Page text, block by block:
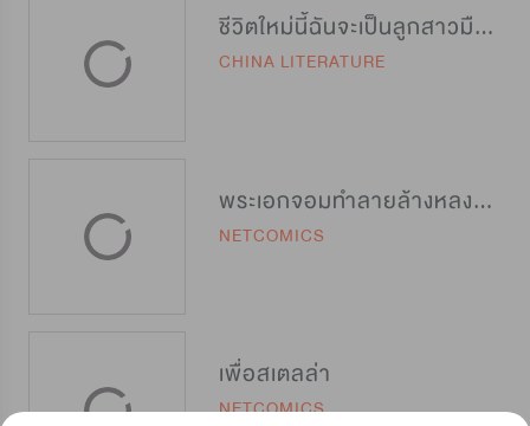
ชีวิตใหม่นี้ฉันจะเป็นลูกสาวมือโปร
CHINA LITERATURE
พระเอกจอมทำลายล้างหลงรักฉันซะงั้น
NETCOMICS
เพื่อสเตลล่า
NETCOMICS